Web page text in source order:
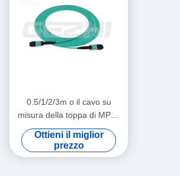
0.5/1/2/3m o il cavo su
misura della toppa di MPO,
MPO rattoppano i
collegamenti ad alta densità
del cavo OM3
Ottieni il miglior
prezzo